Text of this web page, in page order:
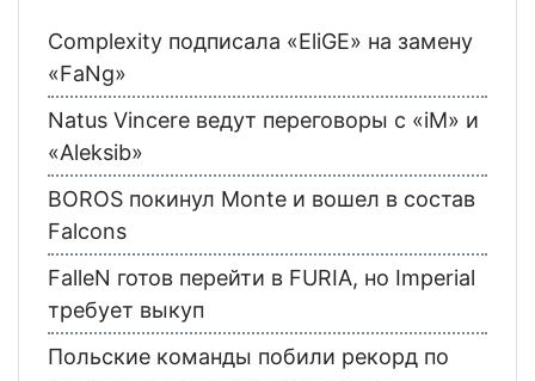
Complexity подписала «EliGE» на замену
«FaNg»
Natus Vincere ведут переговоры с «iM» и
«Aleksib»
BOROS покинул Monte и вошел в состав
Falcons
FalleN готов перейти в FURIA, но Imperial
требует выкуп
Польские команды побили рекорд по